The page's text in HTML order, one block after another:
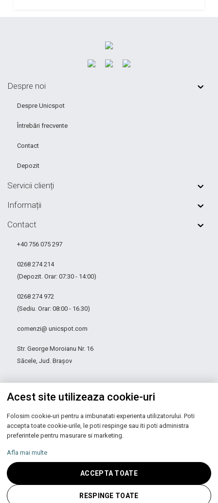
Despre noi
Despre Unicspot
Întrebări frecvente
Contact
Depozit
Servicii clienți
Informații
Contact
+40 756 075 297
0268 274 214
(Depozit. Orar: 07:30 - 14:00)
0268 274 972
(Sediu. Orar: 08:00 - 16.30)
comenzi@ unicspot.com
Str. George Moroianu Nr. 16
Săcele, Jud. Brașov
Autoritatea Națională pentru Protecția Consumatorilor
Copyright © 2026 UNIC SPOT RO S.R.L.
CUI: RO 13753590, Reg. Com. J200100027208
Acest site utilizeaza cookie-uri
Folosim cookie-uri pentru a imbunatati experienta utilizatorului. Poti
accepta toate cookie-urile, le poti respinge sau iti poti administra
preferintele pentru masurare si marketing.
Afla mai multe
ACCEPTA TOATE
RESPINGE TOATE